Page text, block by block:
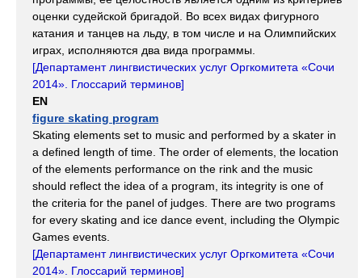
оценки судейской бригадой. Во всех видах фигурного
катания и танцев на льду, в том числе и на Олимпийских
играх, исполняются два вида программы.
[Департамент лингвистических услуг Оргкомитета «Сочи
2014». Глоссарий терминов]
EN
figure skating program
Skating elements set to music and performed by a skater in
a defined length of time. The order of elements, the location
of the elements performance on the rink and the music
should reflect the idea of a program, its integrity is one of
the criteria for the panel of judges. There are two programs
for every skating and ice dance event, including the Olympic
Games events.
[Департамент лингвистических услуг Оргкомитета «Сочи
2014». Глоссарий терминов]